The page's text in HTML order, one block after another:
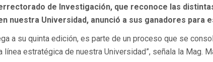
de Investigación, que reconoce las
nuestra Universidad, anunció a sus ganadores para
a su quinta edición, es parte de un proceso que se
línea estratégica de nuestra Universidad”, señala la Mag.